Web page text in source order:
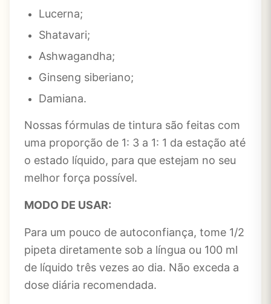
Lucerna;
Shatavari;
Ashwagandha;
Ginseng siberiano;
Damiana.
Nossas fórmulas de tintura são feitas com
uma proporção de 1: 3 a 1: 1 da estação até
o estado líquido, para que estejam no seu
melhor força possível.
MODO DE USAR:
Para um pouco de autoconfiança, tome 1/2
pipeta diretamente sob a língua ou 100 ml
de líquido três vezes ao dia. Não exceda a
dose diária recomendada.